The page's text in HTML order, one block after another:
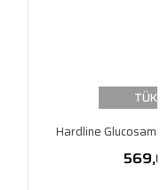
Hardline